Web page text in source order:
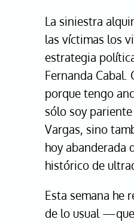
La siniestra
las víctimas los
estrategia
Fernanda Cabal.
porque tengo
sólo soy
Vargas, sino
hoy abanderada
histórico de
Esta semana he
de lo usual